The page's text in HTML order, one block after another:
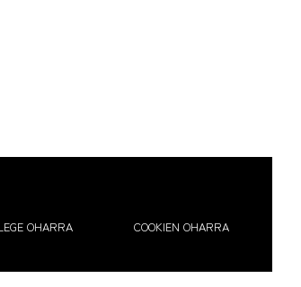
OHARRA COOKIEN OHARRA